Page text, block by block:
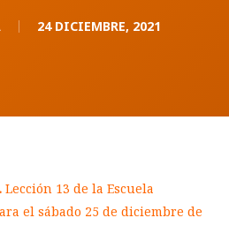
24 DICIEMBRE, 2021
Lección 13 de la Escuela
el sábado 25 de diciembre de